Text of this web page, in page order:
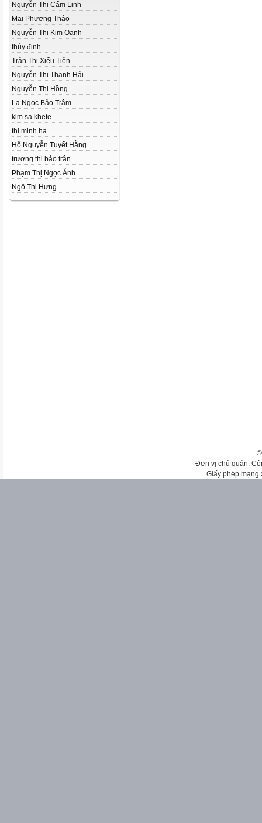
Nguyễn Thị Cẩm Linh
Mai Phương Thảo
Nguyễn Thị Kim Oanh
thúy đinh
Trần Thị Xiếu Tiên
Nguyễn Thị Thanh Hải
Nguyễn Thị Hồng
La Ngọc Bảo Trâm
kim sa khete
thi minh ha
Hồ Nguyễn Tuyết Hằng
trương thị bảo trân
Phạm Thị Ngọc Ánh
Ngô Thị Hưng
Đơn vị chủ quản:
Giấy phép mạng